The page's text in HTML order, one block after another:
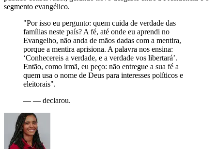
segmento evangélico.
"Por isso eu pergunto: quem cuida de verdade das
famílias neste país? A fé, até onde eu aprendi no
Evangelho, não anda de mãos dadas com a mentira,
porque a mentira aprisiona. A palavra nos ensina:
‘Conhecereis a verdade, e a verdade vos libertará’.
Então, como irmã, eu peço: não entregue a sua fé a
quem usa o nome de Deus para interesses políticos e
eleitorais".
— — declarou.